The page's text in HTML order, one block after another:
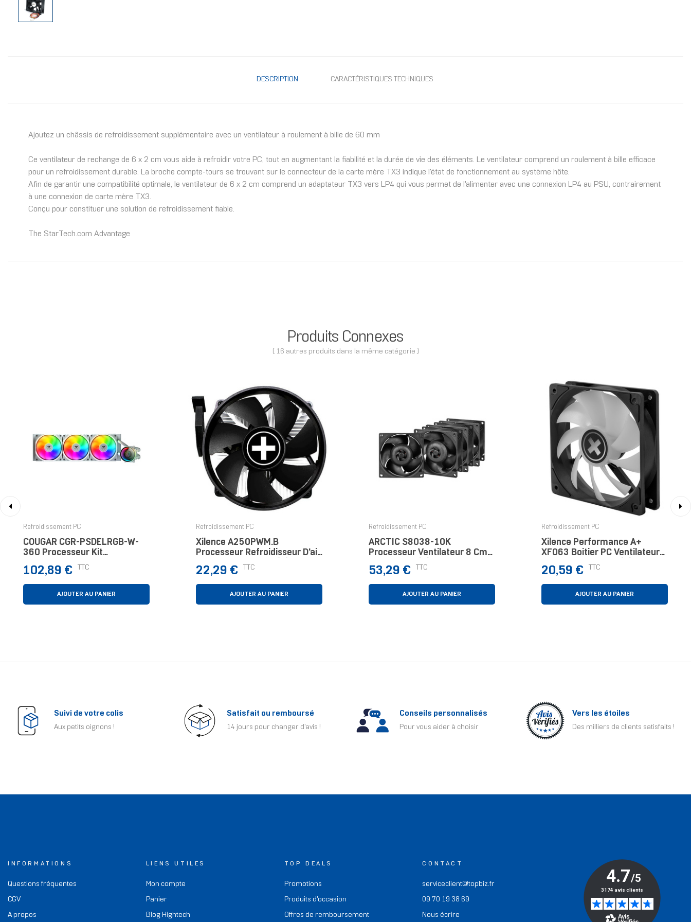
DESCRIPTION CARACTÉRISTIQUES TECHNIQUES
Ajoutez un châssis de refroidissement supplémentaire avec un ventilateur à roulement à bille de 60 mm
Ce ventilateur de rechange de 6 x 2 cm vous aide à refroidir votre PC, tout en augmentant la fiabilité et la durée de vie des éléments. Le ventilateur comprend un roulement à bille efficace
pour un refroidissement durable. La broche compte-tours se trouvant sur le connecteur de la carte mère TX3 indique l'état de fonctionnement au système hôte.
Afin de garantir une compatibilité optimale, le ventilateur de 6 x 2 cm comprend un adaptateur TX3 vers LP4 qui vous permet de l'alimenter avec une connexion LP4 au PSU, contrairement
à une connexion de carte mère TX3.
Conçu pour constituer une solution de refroidissement fiable.
The StarTech.com Advantage
Produits Connexes
( 16 autres produits dans la même catégorie )
Refroidissement PC
COUGAR CGR-PSDELRGB-W-
360 Processeur Kit
Watercooling 12 Cm Blanc
Prix
102,89 € TTC
AJOUTER AU PANIER
Refroidissement PC
Xilence A250PWM.B
Processeur Refroidisseur D'air
9,2 Cm Noir 1 Pièce(s)
Prix
22,29 € TTC
AJOUTER AU PANIER
Refroidissement PC
ARCTIC S8038-10K
Processeur Ventilateur 8 Cm
Noir 4 Pièce(s)
Prix
53,29 € TTC
AJOUTER AU PANIER
Refroidissement PC
Xilence Performance A+
XF063 Boitier PC Ventilateur
12 Cm Noir 1 Pièce(s)
Prix
20,59 € TTC
AJOUTER AU PANIER
Suivi de votre colis
Aux petits oignons !
Satisfait ou remboursé
14 jours pour changer d'avis !
Conseils personnalisés
Pour vous aider à choisir
Vers les étoiles
Des milliers de clients satisfaits !
INFORMATIONS
Questions fréquentes
CGV
A propos
LIENS UTILES
Mon compte
Panier
Blog Hightech
TOP DEALS
Promotions
Produits d'occasion
Offres de remboursement
CONTACT
serviceclient@topbiz.fr
09 70 19 38 69
Nous écrire